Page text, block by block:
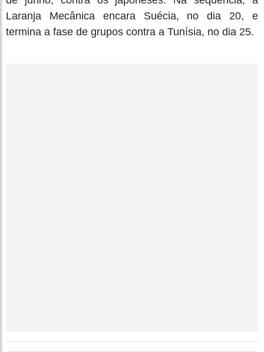
Laranja Mecânica encara Suécia, no dia 20, e
termina a fase de grupos contra a Tunísia, no dia 25.